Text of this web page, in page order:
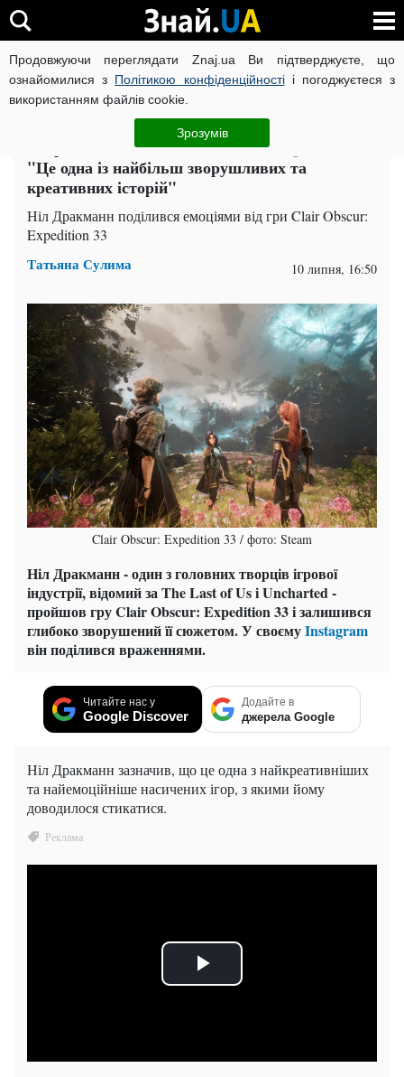
Продовжуючи переглядати Znaj.ua Ви підтверджуєте, що
ознайомилися з Політикою конфіденційностіі погоджуєтеся з
використанням файлів cookie.
Зрозумів
ВІЙНА РОСІЇ ПРОТИ УКРАЇНИ КОРОНАВІРУС В УКРАЇНІ
ЧИТАТЬ НА РУССКОМ
Творець The Last of Us похвалив Expedition 33:
"Це одна із найбільш зворушливих та
креативних історій"
Ніл Дракманн поділився емоціями від гри Clair Obscur:
Expedition 33
Татьяна Сулима 10 липня, 16:50
Clair Obscur: Expedition 33 / фото: Steam
Ніл Дракманн - один з головних творців ігрової
індустрії, відомий за The Last of Us і Uncharted -
пройшов гру Clair Obscur: Expedition 33 і залишився
глибоко зворушений її сюжетом. У своємуInstagram
він поділився враженнями.
Читайте нас у
Google Discover
Додайте в
джерела Google
Ніл Дракманн зазначив, що це одна з найкреативніших
та найемоційніше насичених ігор, з якими йому
доводилося стикатися.